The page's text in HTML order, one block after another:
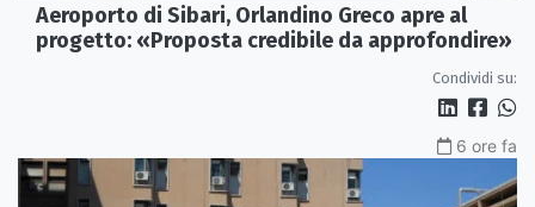
Aeroporto di Sibari, Orlandino Greco apre al
progetto: «Proposta credibile da approfondire»
Condividi su:
6 ore fa